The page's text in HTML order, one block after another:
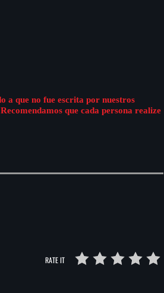
a que no fue escrita por nuestros
que cada persona realize
RATE IT